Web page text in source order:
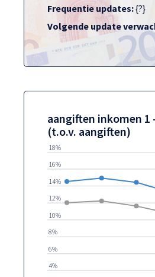
Frequentie updates:{?}
Volgende update
aangiften inkomen 1
(t.o.v. aangiften)
4%
6%
8%
10%
12%
14%
16%
18%